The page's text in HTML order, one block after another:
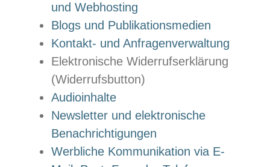
und Webhosting
Blogs und Publikationsmedien
Kontakt- und Anfragenverwaltung
Elektronische Widerrufserklärung
(Widerrufsbutton)
Audioinhalte
Newsletter und elektronische
Benachrichtigungen
Werbliche Kommunikation via E-